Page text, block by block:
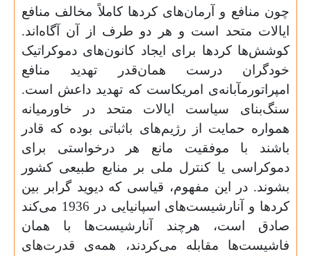
چون منافع و آرمان‌های کردها کاملاً مخالف منافع
ایالات متحد است و هر دو طرف از آن آگاه‌اند.
کوشش‌ها کردها برای ایجاد کانون‌های دموکراتیک
خودگران درست همان‌قدر تهدید منافع
امپراتورمآبانه‌ی امریکاست که تهدید داعش است.
سنگ‌بنای سیاست ایالات متحد در خاورمیانه
همواره حمایت از رژیم‌های باثباتی بوده که قادر
باشند با موفقیت مانع هر درخواستی برای
دموکراسی یا کنترل ملی بر منابع طبیعی کشور
بشوند. در این مفهوم، قیاسی که دیوید گرابر بین
کردها و آنارشیست‌های اسپانیایی در 1936 می‌کند
صادق است، هرچند آنارشیست‌ها با همان
فاشیست‌ها مقابله می‌کردند، همه‌ی قدرت‌های